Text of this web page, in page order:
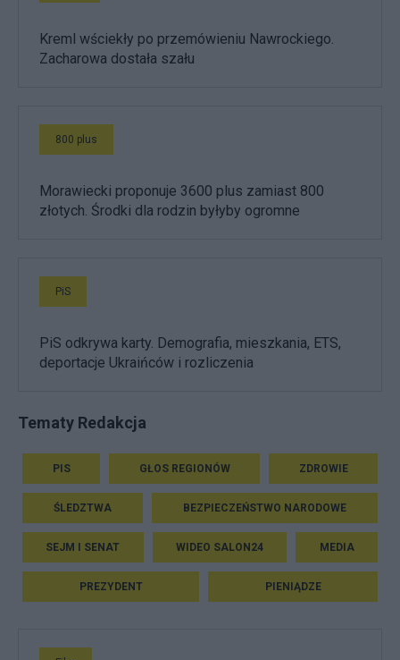
Kreml wściekły po przemówieniu Nawrockiego.
Zacharowa dostała szału
800 plus
Morawiecki proponuje 3600 plus zamiast 800
złotych. Środki dla rodzin byłyby ogromne
PiS
PiS odkrywa karty. Demografia, mieszkania, ETS,
deportacje Ukraińców i rozliczenia
Tematy Redakcja
PIS GŁOS REGIONÓW ZDROWIE
ŚLEDZTWA BEZPIECZEŃSTWO NARODOWE
SEJM I SENAT WIDEO SALON24 MEDIA
PREZYDENT PIENIĄDZE